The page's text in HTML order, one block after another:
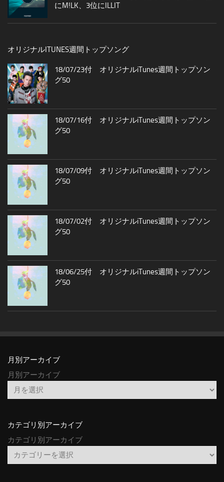
にM!LK、3位にILLIT
オリジナルITUNES週間トップソング
18/07/23付 オリジナルiTunes週間トップソン
グ50
18/07/16付 オリジナルiTunes週間トップソン
グ50
18/07/09付 オリジナルiTunes週間トップソン
グ50
18/07/02付 オリジナルiTunes週間トップソン
グ50
18/06/25付 オリジナルiTunes週間トップソン
グ50
月別アーカイブ
月別アーカイブ
カテゴリ別アーカイブ
カテゴリ別アーカイブ